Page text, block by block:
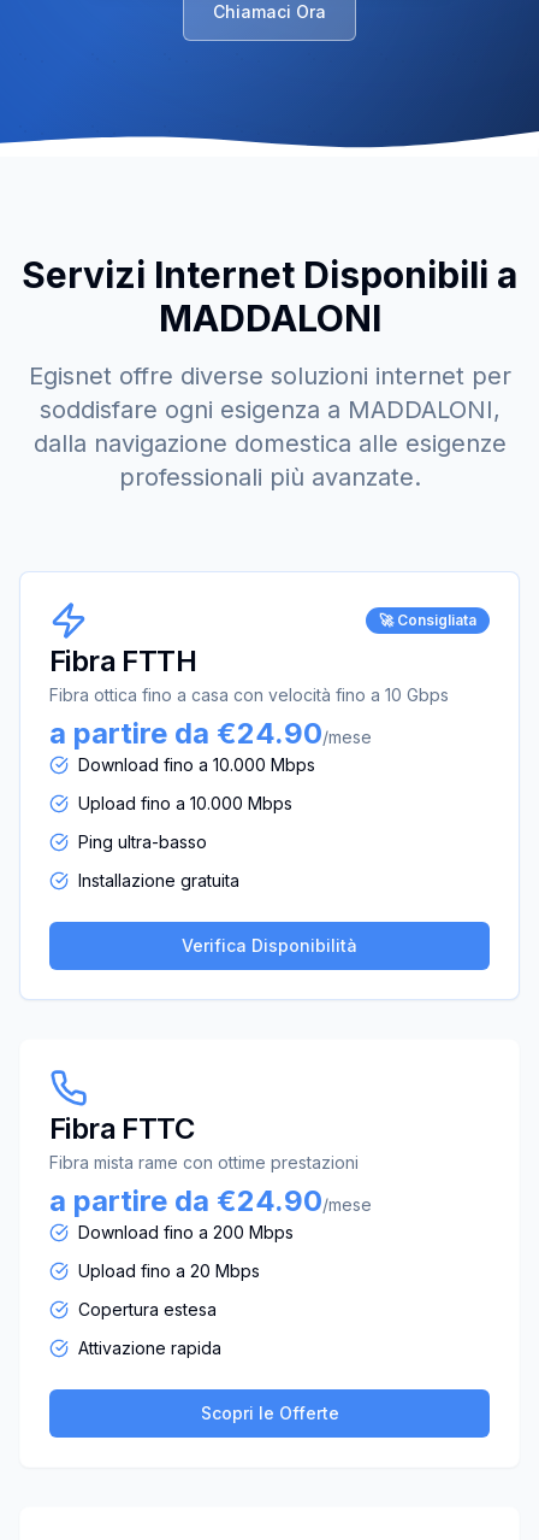
Chiamaci Ora
Servizi Internet Disponibili a
MADDALONI
Egisnet offre diverse soluzioni internet per
soddisfare ogni esigenza a MADDALONI,
dalla navigazione domestica alle esigenze
professionali più avanzate.
🚀 Consigliata
Fibra FTTH
Fibra ottica fino a casa con velocità fino a 10 Gbps
a partire da €24.90/mese
Download fino a 10.000 Mbps
Upload fino a 10.000 Mbps
Ping ultra-basso
Installazione gratuita
Verifica Disponibilità
Fibra FTTC
Fibra mista rame con ottime prestazioni
a partire da €24.90/mese
Download fino a 200 Mbps
Upload fino a 20 Mbps
Copertura estesa
Attivazione rapida
Scopri le Offerte